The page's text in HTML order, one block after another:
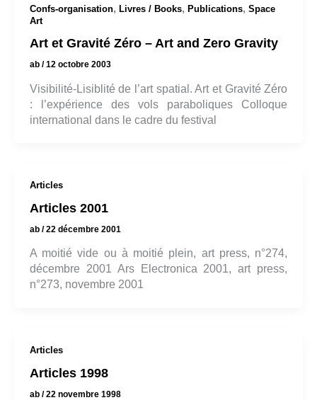
Confs-organisation, Livres / Books, Publications, Space
Art
Art et Gravité Zéro – Art and Zero Gravity
ab /12 octobre 2003
Visibilité-Lisiblité de l’art spatial. Art et Gravité Zéro
: l’expérience des vols paraboliques Colloque
international dans le cadre du festival
Articles
Articles 2001
ab /22 décembre 2001
A moitié vide ou à moitié plein, art press, n°274,
décembre 2001 Ars Electronica 2001, art press,
n°273, novembre 2001
Articles
Articles 1998
ab /22 novembre 1998